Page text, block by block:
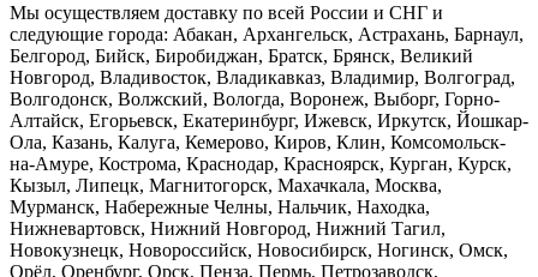
Мы осуществляем доставку по всей России и СНГ и
следующие города: Абакан, Архангельск, Астрахань, Барнаул,
Белгород, Бийск, Биробиджан, Братск, Брянск, Великий
Новгород, Владивосток, Владикавказ, Владимир, Волгоград,
Волгодонск, Волжский, Вологда, Воронеж, Выборг, Горно-
Алтайск, Егорьевск, Екатеринбург, Ижевск, Иркутск, Йошкар-
Ола, Казань, Калуга, Кемерово, Киров, Клин, Комсомольск-
на-Амуре, Кострома, Краснодар, Красноярск, Курган, Курск,
Кызыл, Липецк, Магнитогорск, Махачкала, Москва,
Мурманск, Набережные Челны, Нальчик, Находка,
Нижневартовск, Нижний Новгород, Нижний Тагил,
Новокузнецк, Новороссийск, Новосибирск, Ногинск, Омск,
Орёл, Оренбург, Орск, Пенза, Пермь, Петрозаводск,